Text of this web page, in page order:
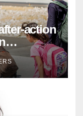
action